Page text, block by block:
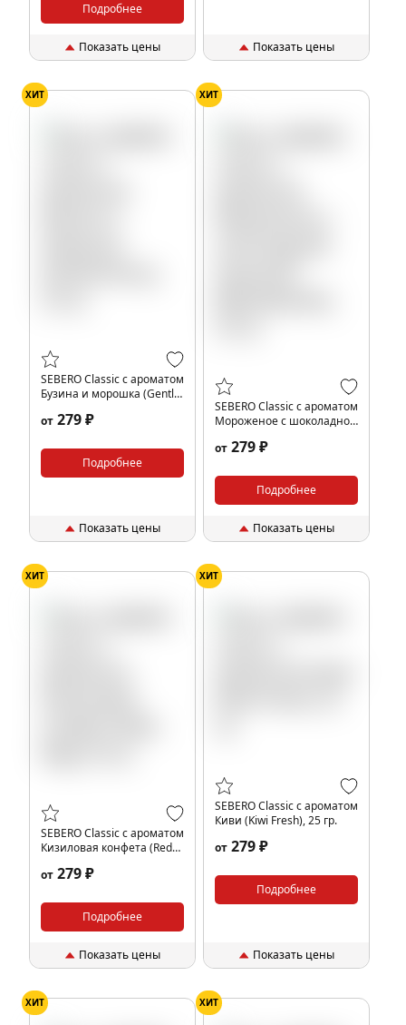
Подробнее
Показать цены Показать цены
ХИТ
SEBERO Classic с ароматом
Бузина и морошка (Gentle
от 279 ₽
Подробнее
Показать цены
ХИТ
SEBERO Classic с ароматом
Мороженое с шоколадной
гр.
от 279 ₽
Подробнее
Показать цены
ХИТ
SEBERO Classic с ароматом
Кизиловая конфета (Red
от 279 ₽
Подробнее
Показать цены
ХИТ
SEBERO Classic с ароматом
Киви (Kiwi Fresh), 25 гр.
от 279 ₽
Подробнее
Показать цены
ХИТ ХИТ